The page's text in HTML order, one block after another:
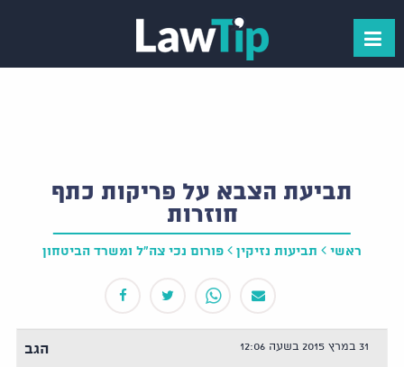
תביעת הצבא על פריקות כתף
חוזרות
ראשי תביעות נזיקין פורום נכי צה"ל ומשרד הביטחון
31 במרץ 2015 בשעה 12:06 הגב